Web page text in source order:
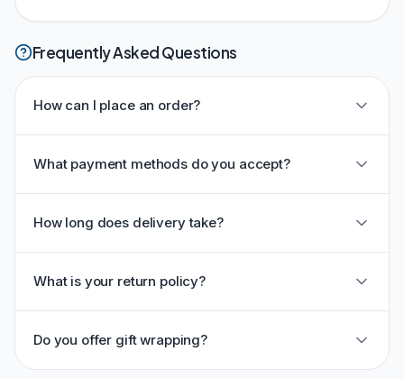
Frequently Asked Questions
How can I place an order?
What payment methods do you accept?
How long does delivery take?
What is your return policy?
Do you offer gift wrapping?